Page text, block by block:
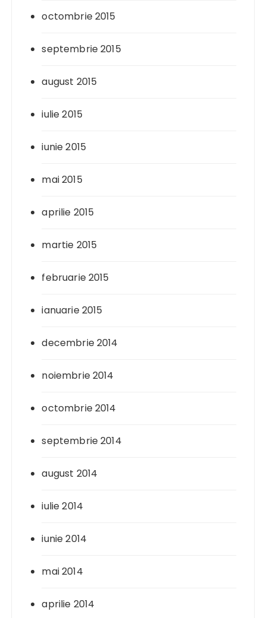
octombrie 2015
septembrie 2015
august 2015
iulie 2015
iunie 2015
mai 2015
aprilie 2015
martie 2015
februarie 2015
ianuarie 2015
decembrie 2014
noiembrie 2014
octombrie 2014
septembrie 2014
august 2014
iulie 2014
iunie 2014
mai 2014
aprilie 2014